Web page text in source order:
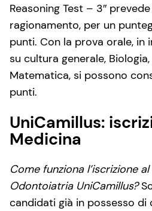
Reasoning Test – 3″
ragionamento, per un
punti. Con la prova orale, in
su cultura generale,
Matematica, si possono
punti.
UniCamillus:
Medicina
Come funziona l’iscrizione
Odontoiatria UniCamillus?
candidati già in possesso di